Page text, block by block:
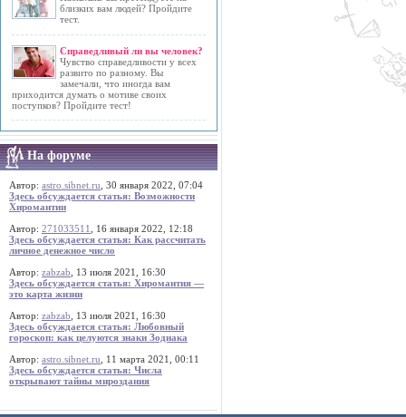
близких вам людей? Пройдите
тест.
Справедливый ли вы человек?
Чувство справедливости у всех
развито по разному. Вы
замечали, что иногда вам
приходится думать о мотиве своих
поступков? Пройдите тест!
На форуме
Автор: astro.sibnet.ru , 30 января 2022, 07:04
Здесь обсуждается статья: Возможности
Хиромантии
Автор: 271033511
, 16 января 2022, 12:18
Здесь обсуждается статья: Как рассчитать
личное денежное число
Автор: zabzab , 13 июля 2021, 16:30
Здесь обсуждается статья: Хиромантия —
это карта жизни
Автор: zabzab , 13 июля 2021, 16:30
Здесь обсуждается статья: Любовный
гороскоп: как целуются знаки Зодиака
Автор: astro.sibnet.ru , 11 марта 2021, 00:11
Здесь обсуждается статья: Числа
открывают тайны мироздания